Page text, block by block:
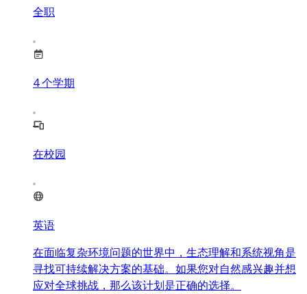
全职
4个学期
在校园
英语
在面临复杂环境问题的世界中，生态理解和系统视角是
寻找可持续解决方案的基础。如果您对自然感兴趣并想
应对全球挑战，那么该计划是正确的选择。